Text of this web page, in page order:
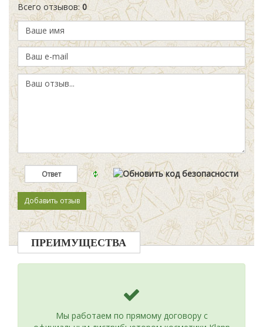
Всего отзывов: 0
ПРЕИМУЩЕСТВА
Мы работаем по прямому договору с